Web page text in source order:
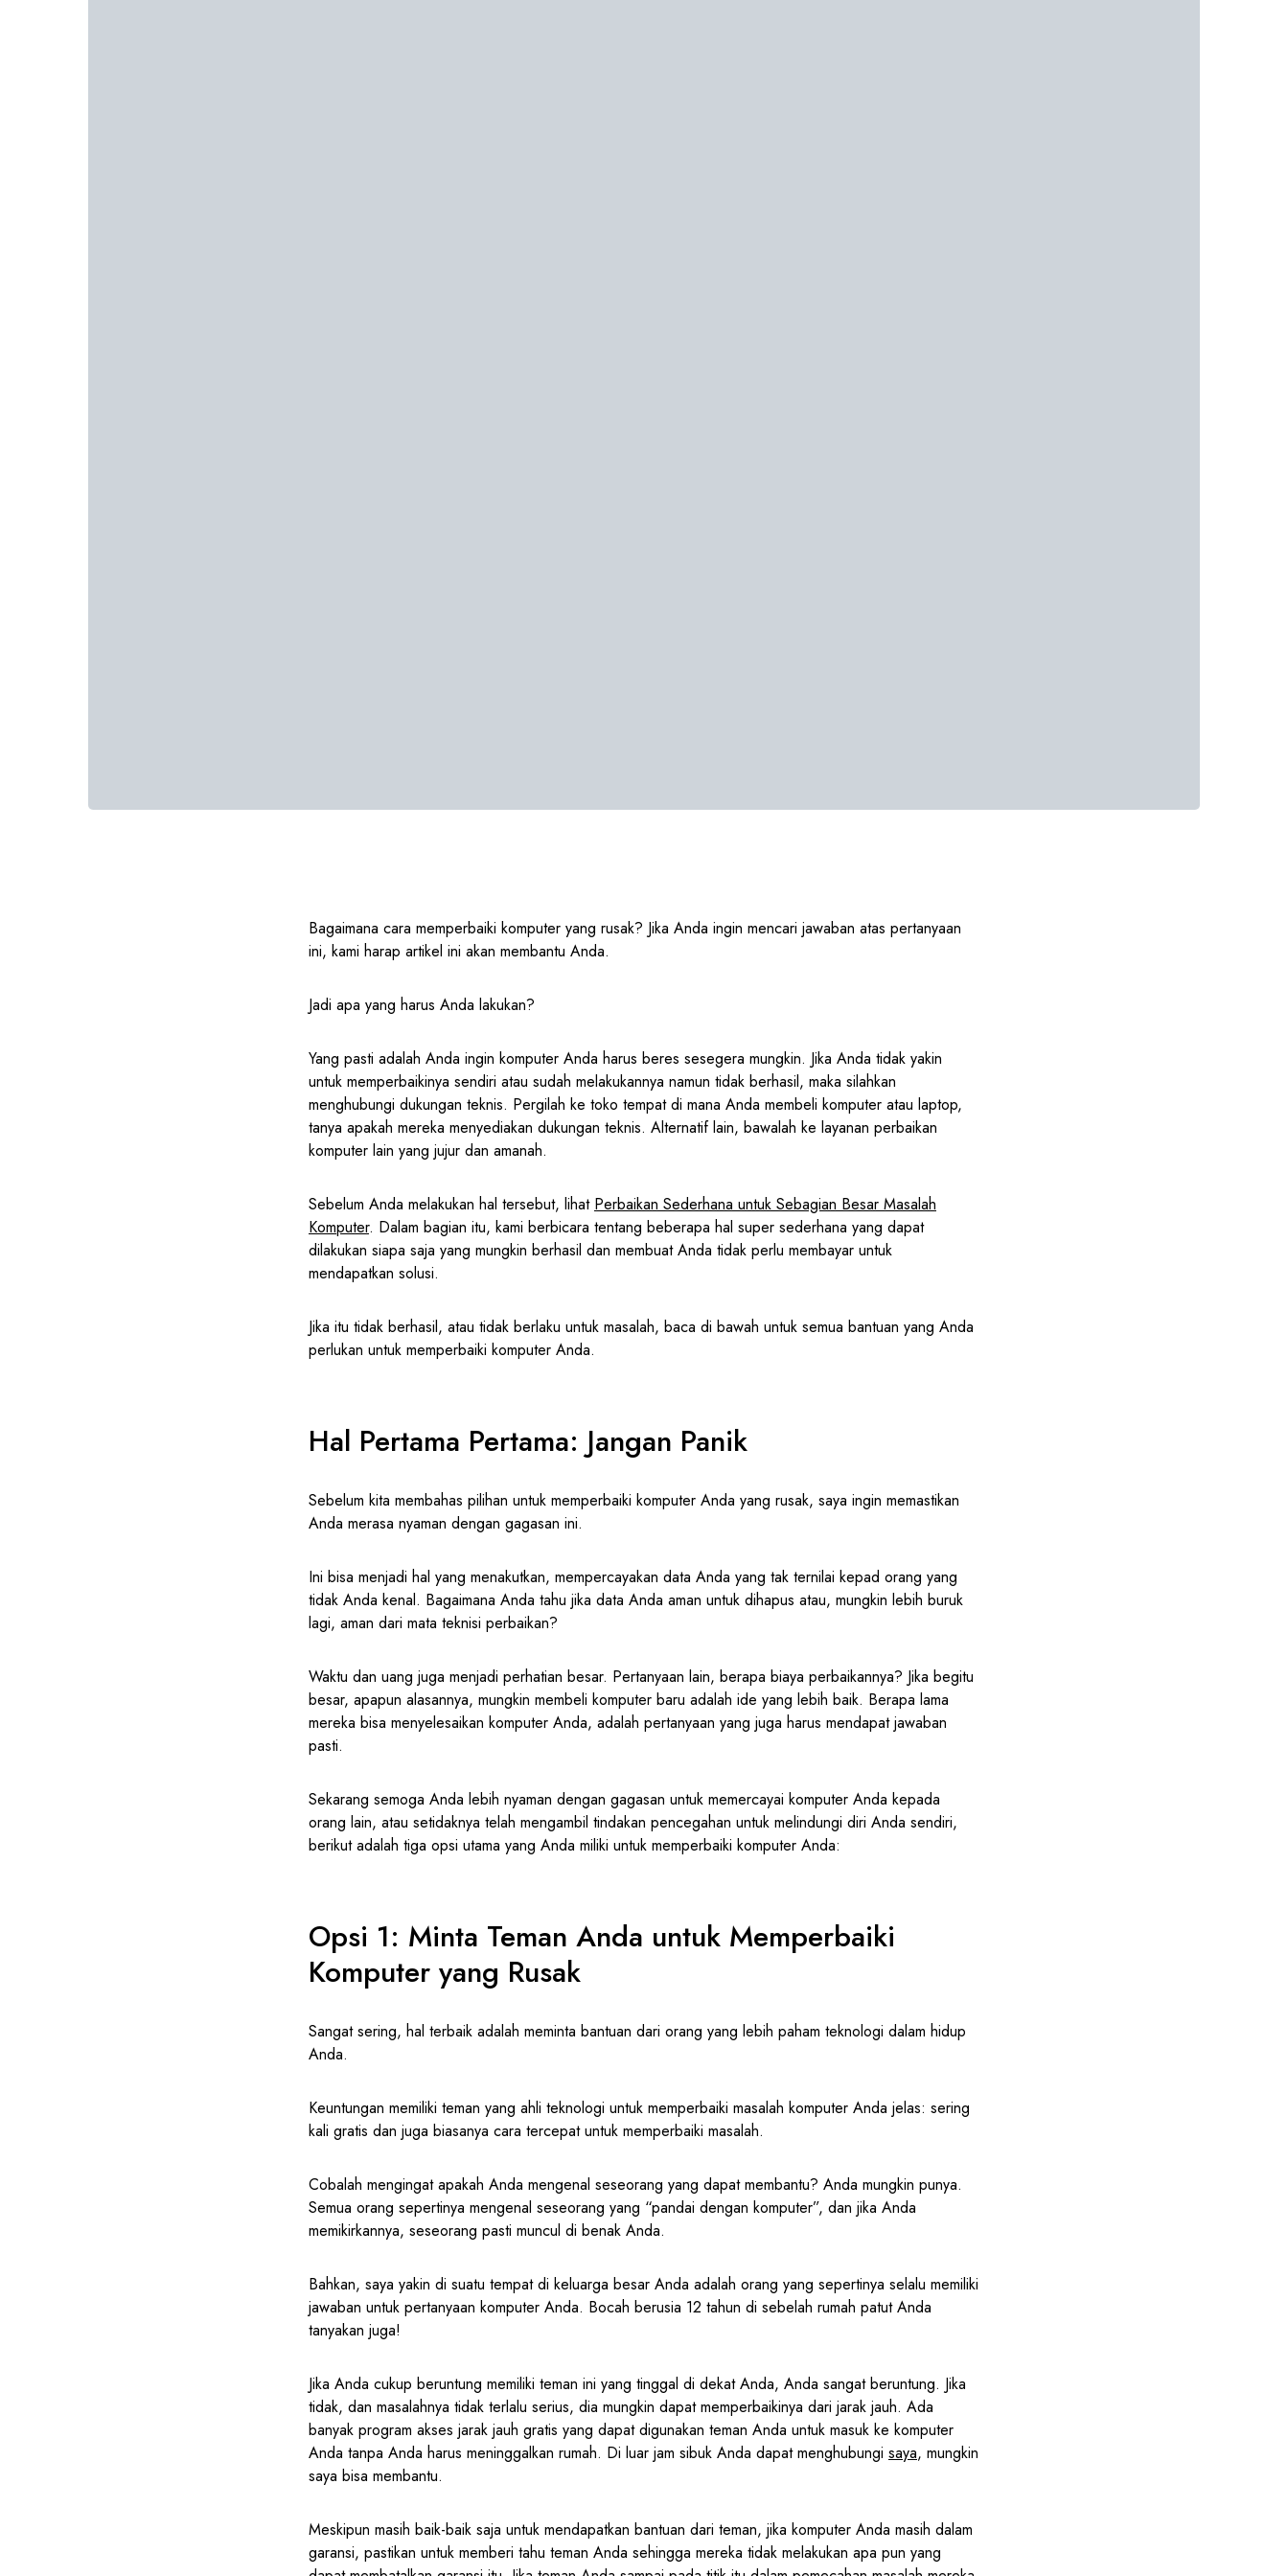
Bagaimana cara memperbaiki komputer yang rusak? Jika Anda ingin mencari jawaban atas pertanyaan
ini, kami harap artikel ini akan membantu Anda.
Jadi apa yang harus Anda lakukan?
Yang pasti adalah Anda ingin komputer Anda harus beres sesegera mungkin. Jika Anda tidak yakin
untuk memperbaikinya sendiri atau sudah melakukannya namun tidak berhasil, maka silahkan
menghubungi dukungan teknis. Pergilah ke toko tempat di mana Anda membeli komputer atau laptop,
tanya apakah mereka menyediakan dukungan teknis. Alternatif lain, bawalah ke layanan perbaikan
komputer lain yang jujur dan amanah.
Sebelum Anda melakukan hal tersebut, lihat Perbaikan Sederhana untuk Sebagian Besar Masalah
Komputer. Dalam bagian itu, kami berbicara tentang beberapa hal super sederhana yang dapat
dilakukan siapa saja yang mungkin berhasil dan membuat Anda tidak perlu membayar untuk
mendapatkan solusi.
Jika itu tidak berhasil, atau tidak berlaku untuk masalah, baca di bawah untuk semua bantuan yang Anda
perlukan untuk memperbaiki komputer Anda.
Hal Pertama Pertama: Jangan Panik
Sebelum kita membahas pilihan untuk memperbaiki komputer Anda yang rusak, saya ingin memastikan
Anda merasa nyaman dengan gagasan ini.
Ini bisa menjadi hal yang menakutkan, mempercayakan data Anda yang tak ternilai kepad orang yang
tidak Anda kenal. Bagaimana Anda tahu jika data Anda aman untuk dihapus atau, mungkin lebih buruk
lagi, aman dari mata teknisi perbaikan?
Waktu dan uang juga menjadi perhatian besar. Pertanyaan lain, berapa biaya perbaikannya? Jika begitu
besar, apapun alasannya, mungkin membeli komputer baru adalah ide yang lebih baik. Berapa lama
mereka bisa menyelesaikan komputer Anda, adalah pertanyaan yang juga harus mendapat jawaban
pasti.
Sekarang semoga Anda lebih nyaman dengan gagasan untuk memercayai komputer Anda kepada
orang lain, atau setidaknya telah mengambil tindakan pencegahan untuk melindungi diri Anda sendiri,
berikut adalah tiga opsi utama yang Anda miliki untuk memperbaiki komputer Anda:
Opsi 1: Minta Teman Anda untuk Memperbaiki
Komputer yang Rusak
Sangat sering, hal terbaik adalah meminta bantuan dari orang yang lebih paham teknologi dalam hidup
Anda.
Keuntungan memiliki teman yang ahli teknologi untuk memperbaiki masalah komputer Anda jelas: sering
kali gratis dan juga biasanya cara tercepat untuk memperbaiki masalah.
Cobalah mengingat apakah Anda mengenal seseorang yang dapat membantu? Anda mungkin punya.
Semua orang sepertinya mengenal seseorang yang “pandai dengan komputer”, dan jika Anda
memikirkannya, seseorang pasti muncul di benak Anda.
Bahkan, saya yakin di suatu tempat di keluarga besar Anda adalah orang yang sepertinya selalu memiliki
jawaban untuk pertanyaan komputer Anda. Bocah berusia 12 tahun di sebelah rumah patut Anda
tanyakan juga!
Jika Anda cukup beruntung memiliki teman ini yang tinggal di dekat Anda, Anda sangat beruntung. Jika
tidak, dan masalahnya tidak terlalu serius, dia mungkin dapat memperbaikinya dari jarak jauh. Ada
banyak program akses jarak jauh gratis yang dapat digunakan teman Anda untuk masuk ke komputer
Anda tanpa Anda harus meninggalkan rumah. Di luar jam sibuk Anda dapat menghubungi saya, mungkin
saya bisa membantu.
Meskipun masih baik-baik saja untuk mendapatkan bantuan dari teman, jika komputer Anda masih dalam
garansi, pastikan untuk memberi tahu teman Anda sehingga mereka tidak melakukan apa pun yang